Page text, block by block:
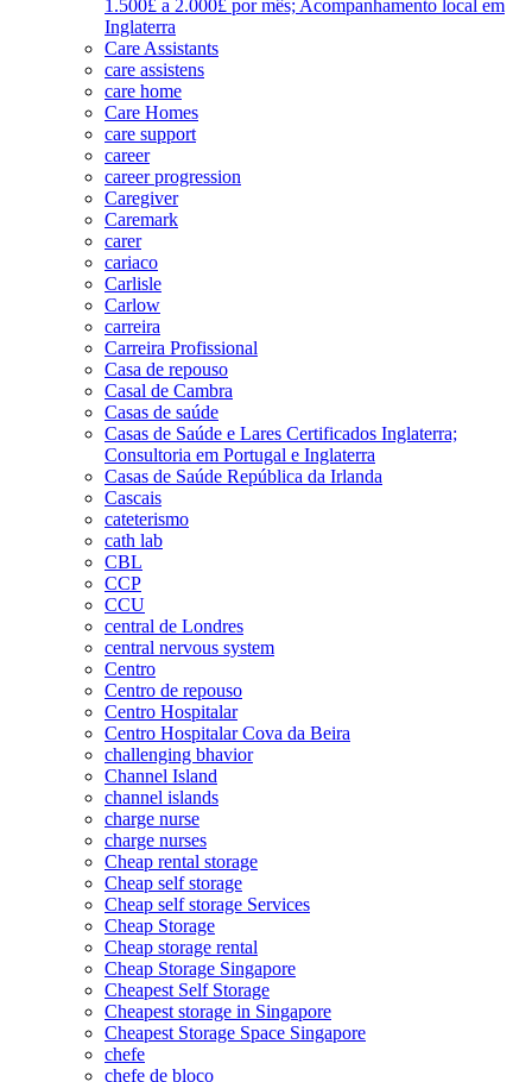
1.500£ a 2.000£ por mês; Acompanhamento local em
Inglaterra
Care Assistants
care assistens
care home
Care Homes
care support
career
career progression
Caregiver
Caremark
carer
cariaco
Carlisle
Carlow
carreira
Carreira Profissional
Casa de repouso
Casal de Cambra
Casas de saúde
Casas de Saúde e Lares Certificados Inglaterra;
Consultoria em Portugal e Inglaterra
Casas de Saúde República da Irlanda
Cascais
cateterismo
cath lab
CBL
CCP
CCU
central de Londres
central nervous system
Centro
Centro de repouso
Centro Hospitalar
Centro Hospitalar Cova da Beira
challenging bhavior
Channel Island
channel islands
charge nurse
charge nurses
Cheap rental storage
Cheap self storage
Cheap self storage Services
Cheap Storage
Cheap storage rental
Cheap Storage Singapore
Cheapest Self Storage
Cheapest storage in Singapore
Cheapest Storage Space Singapore
chefe
chefe de bloco